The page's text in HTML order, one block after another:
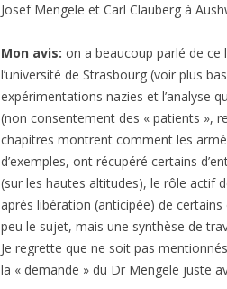
Josef Mengele et Carl Clauberg à
Mon avis: on a beaucoup parlé de ce
l’université de Strasbourg (voir plus
expérimentations nazies et l’analyse
(non consentement des « patients »,
chapitres montrent comment les
d’exemples, ont récupéré certains
(sur les hautes altitudes), le rôle actif
après libération (anticipée) de
peu le sujet, mais une synthèse de
Je regrette que ne soit pas
la « demande » du Dr Mengele juste